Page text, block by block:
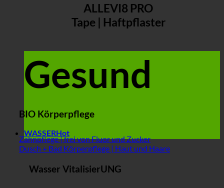
ALLEVI8 PRO
Tape | Haftpflaster
Gesund
BIO Körperpflege
Zahnpflege | frei von Fluor und Zucker
Dusch + Bad Körperpflege | Haut und Haare
WASSER
Wasser VitalisierUNG